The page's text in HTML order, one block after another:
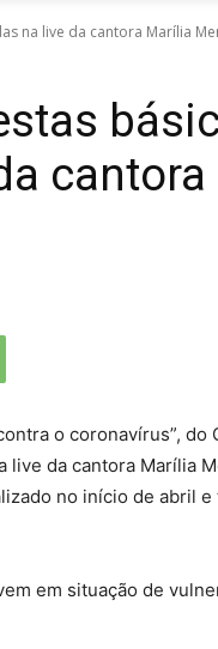
na live da cantora Marília
o coronavírus”, do
live da cantora Marília
no início de abril
em situação de